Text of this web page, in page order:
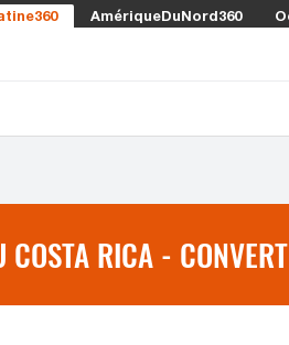
AmériqueDuNord360
COSTA RICA -